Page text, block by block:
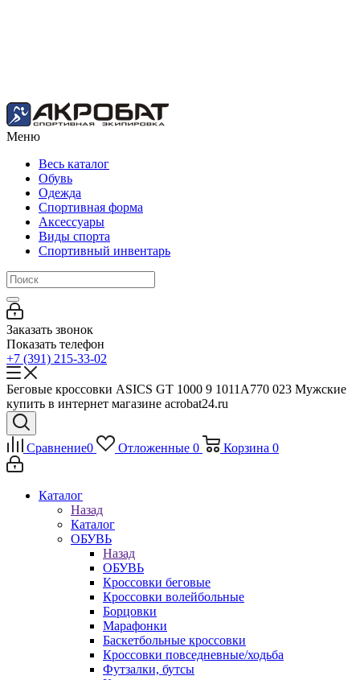
Меню
Весь каталог
Обувь
Одежда
Спортивная форма
Аксессуары
Виды спорта
Спортивный инвентарь
Заказать звонок
Показать телефон
+7 (391) 215-33-02
Беговые кроссовки ASICS GT 1000 9 1011A770 023 Мужские
купить в интернет магазине acrobat24.ru
Сравнение0 Отложенные 0 Корзина 0
Каталог
Назад
Каталог
ОБУВЬ
Назад
ОБУВЬ
Кроссовки беговые
Кроссовки волейбольные
Борцовки
Марафонки
Баскетбольные кроссовки
Кроссовки повседневные/ходьба
Футзалки, бутсы